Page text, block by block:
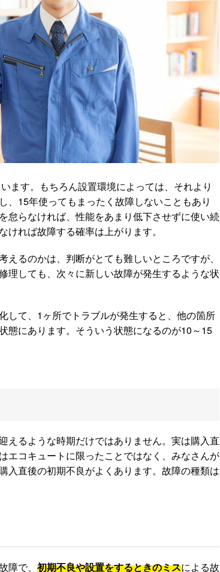
ます。もちろん設置環境によっては、それより
、15年使ってもまったく故障しないこともあり
怠らなければ、性能をあまり低下させずに使い続
れば故障する確率は上がります。
るのかは、判断がとても難しいところですが、
理しても、次々に新しい故障が発生するような状
して、1ヶ所でトラブルが発生すると、他の箇所
態にあります。そういう状態になるのが10～15
えるような時期だけではありません。実は購入直
エコキュートに限ったことではなく、みなさんが
入直後の初期不良がよくあります。故障の種類は
で、 初期不良や設置をするときのミスによる故